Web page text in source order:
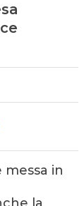
messa in